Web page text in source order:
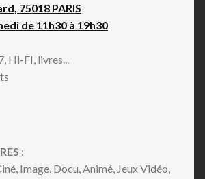
75018 PARIS
de 11h30 à 19h30
Hi-FI, livres...
:
Image, Docu, Animé, Jeux Vidéo,